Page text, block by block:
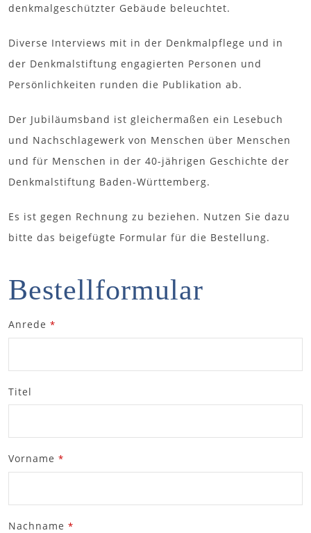
denkmalgeschützter Gebäude beleuchtet.
Diverse Interviews mit in der Denkmalpflege und in
der Denkmalstiftung engagierten Personen und
Persönlichkeiten runden die Publikation ab.
Der Jubiläumsband ist gleichermaßen ein Lesebuch
und Nachschlagewerk von Menschen über Menschen
und für Menschen in der 40-jährigen Geschichte der
Denkmalstiftung Baden-Württemberg.
Es ist gegen Rechnung zu beziehen. Nutzen Sie dazu
bitte das beigefügte Formular für die Bestellung.
Bestellformular
Anrede *
Titel
Vorname *
Nachname *